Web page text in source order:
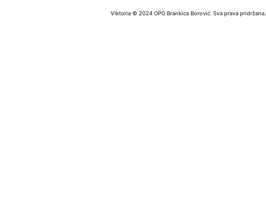
Viktoria © 2024 OPG Brankica Borović. Sva prava pridržana.